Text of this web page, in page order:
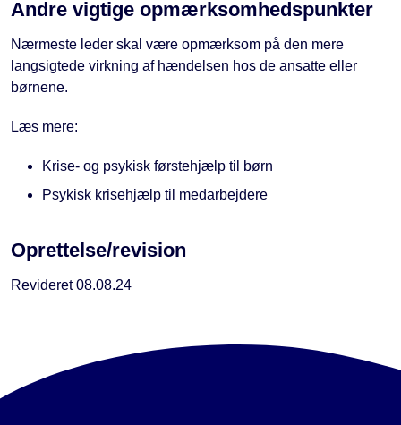
Andre vigtige opmærksomhedspunkter
Nærmeste leder skal være opmærksom på den mere
langsigtede virkning af hændelsen hos de ansatte eller
børnene.
Læs mere:
Krise- og psykisk førstehjælp til børn
Psykisk krisehjælp til medarbejdere
Oprettelse/revision
Revideret 08.08.24